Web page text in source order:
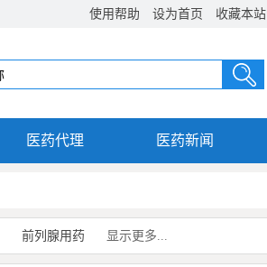
使用帮助 设为首页 收藏本站
医药代理 医药新闻
前列腺用药 显示更多...